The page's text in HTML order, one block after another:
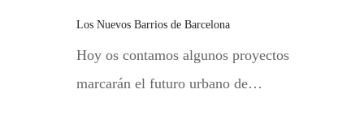
Los Nuevos Barrios de Barcelona
Hoy os contamos algunos proyectos
marcarán el futuro urbano de…